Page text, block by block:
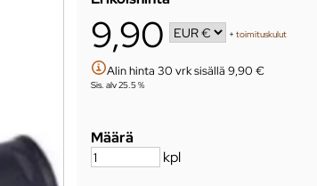
9,90 +toimituskulut
Alin hinta 30 vrk sisällä 9,90 €
Sis. alv 25.5 %
Määrä
kpl